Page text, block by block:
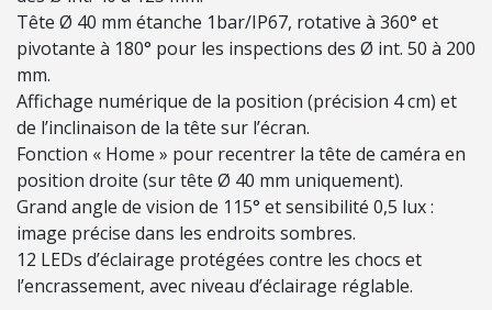
R
A
G
E
É
L
E
C
T
Tête Ø 40 mm étanche 1bar/IP67, rotative à 360° et
pivotante à 180° pour les inspections des Ø int. 50 à 200
mm.
Affichage numérique de la position (précision 4 cm) et
de l’inclinaison de la tête sur l’écran.
Fonction « Home » pour recentrer la tête de caméra en
position droite (sur tête Ø 40 mm uniquement).
Grand angle de vision de 115° et sensibilité 0,5 lux :
image précise dans les endroits sombres.
12 LEDs d’éclairage protégées contre les chocs et
l’encrassement, avec niveau d’éclairage réglable.